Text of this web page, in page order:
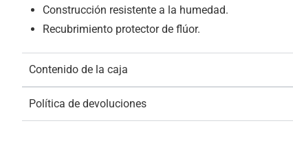
Construcción resistente a la humedad.
Recubrimiento protector de flúor.
Contenido de la caja
Política de devoluciones